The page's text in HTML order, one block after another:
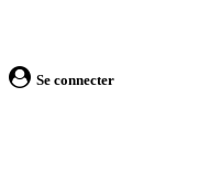
Se connecter